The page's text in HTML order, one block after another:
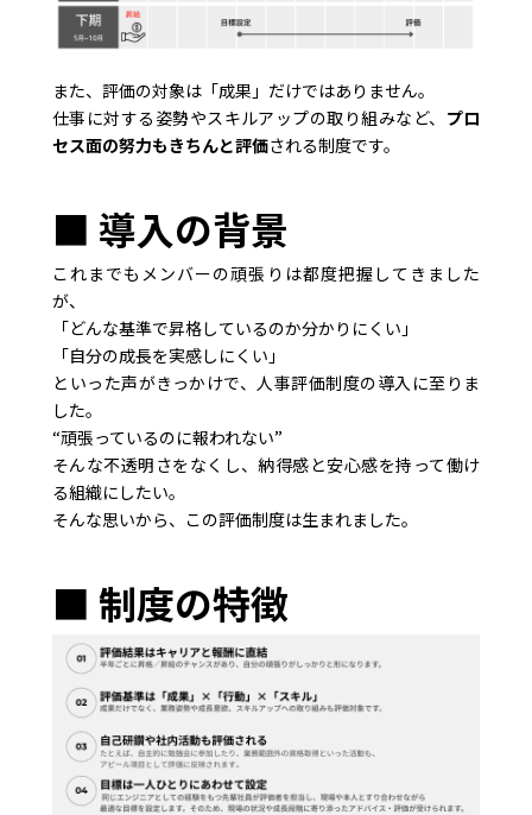
また、評価の対象は「成果」だけではありません。
仕事に対する姿勢やスキルアップの取り組みなど、 プロ
セス面の努力もきちんと評価される制度です。
■ 導入の背景
これまでもメンバーの頑張りは都度把握してきました
が、
「どんな基準で昇格しているのか分かりにくい」
「自分の成長を実感しにくい」
といった声がきっかけで、人事評価制度の導入に至りま
した。
“頑張っているのに報われない”
そんな不透明さをなくし、納得感と安心感を持って働け
る組織にしたい。
そんな思いから、この評価制度は生まれました。
■ 制度の特徴